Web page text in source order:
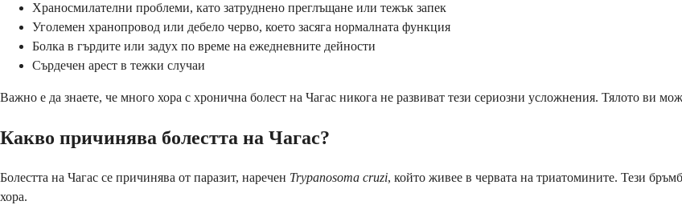
Храносмилателни проблеми, като затруднено преглъщане или тежък запек
Уголемен хранопровод или дебело черво, което засяга нормалната функция
Болка в гърдите или задух по време на ежедневните дейности
Сърдечен арест в тежки случаи
Важно е да знаете, че много хора с хронична болест на Чагас никога не развиват тези сериозни усложнения. Тялото ви
Какво причинява болестта на Чагас?
Болестта на Чагас се причинява от паразит, наречен Trypanosoma cruzi, който живее в червата на триатомините. Тези
хора.